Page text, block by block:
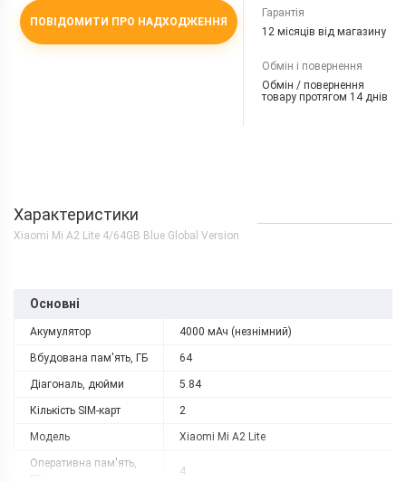
ПОВІДОМИТИ ПРО НАДХОДЖЕННЯ
Гарантія
12 місяців від магазину
Обмін і повернення
Обмін / повернення
товару протягом 14 днів
Характеристики
Xiaomi Mi A2 Lite 4/64GB Blue Global Version
Основні
Акумулятор 4000 мАч (незнімний)
Вбудована пам'ять, ГБ 64
Діагональ, дюйми 5.84
Кількість SIM-карт 2
Модель Xiaomi Mi A2 Lite
Оперативна пам'ять,
4